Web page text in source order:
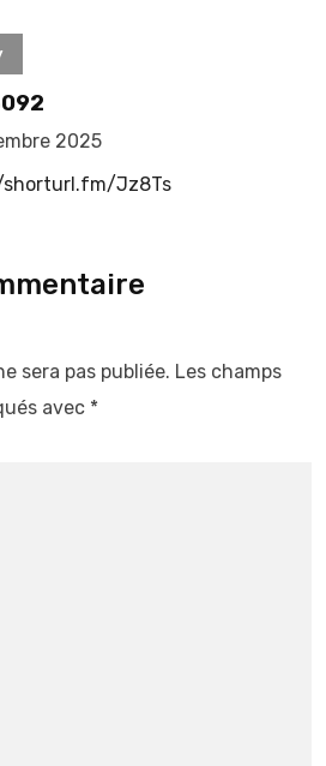
2025
Jz8Ts
sera pas publiée. Les champs
avec *